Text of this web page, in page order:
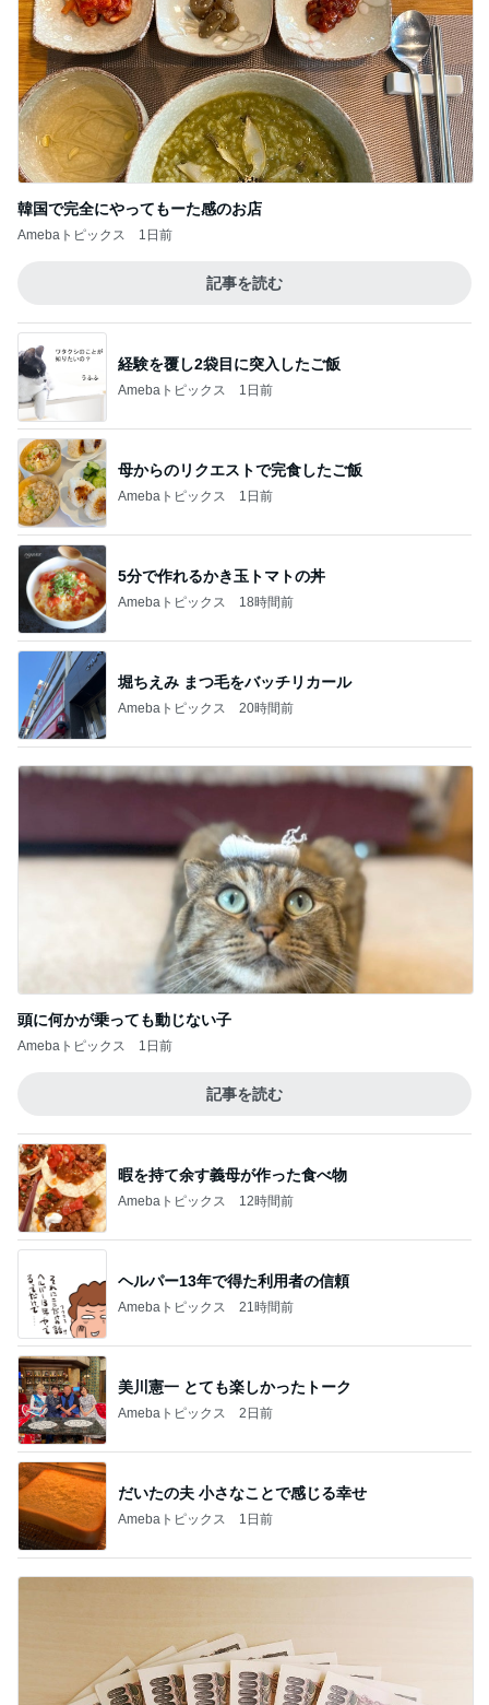
韓国で完全にやってもーた感のお店
Amebaトピックス 1日前
記事を読む
経験を覆し2袋目に突入したご飯
Amebaトピックス 1日前
母からのリクエストで完食したご飯
Amebaトピックス 1日前
5分で作れるかき玉トマトの丼
Amebaトピックス 18時間前
堀ちえみ まつ毛をバッチリカール
Amebaトピックス 20時間前
頭に何かが乗っても動じない子
Amebaトピックス 1日前
記事を読む
暇を持て余す義母が作った食べ物
Amebaトピックス 12時間前
ヘルパー13年で得た利用者の信頼
Amebaトピックス 21時間前
美川憲一 とても楽しかったトーク
Amebaトピックス 2日前
だいたの夫 小さなことで感じる幸せ
Amebaトピックス 1日前